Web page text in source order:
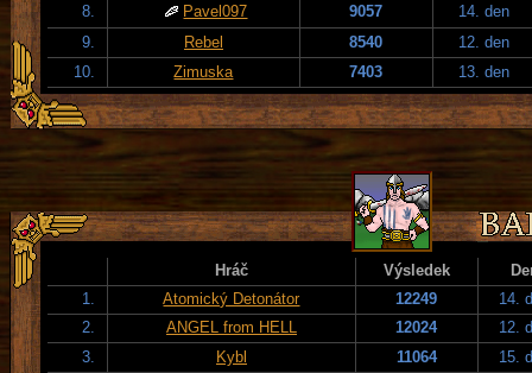
8.
Pavel097 9057
14. den
9.
Rebel 8540
12. den
10.
Zimuska 7403 13. den
Hráč Výsledek
1.
Atomický Detonátor 12249
14.
2.
ANGEL from HELL 12024
12.
3.
Kybl 11064
15.